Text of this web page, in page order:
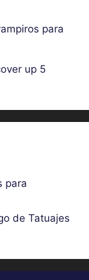
para
up 5
para
de Tatuajes